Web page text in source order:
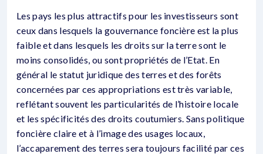
Les pays les plus attractifs pour les investisseurs sont
ceux dans lesquels la gouvernance foncière est la plus
faible et dans lesquels les droits sur la terre sont le
moins consolidés, ou sont propriétés de l’Etat. En
général le statut juridique des terres et des forêts
concernées par ces appropriations est très variable,
reflétant souvent les particularités de l’histoire locale
et les spécificités des droits coutumiers. Sans politique
foncière claire et à l’image des usages locaux,
l’accaparement des terres sera toujours facilité par ces